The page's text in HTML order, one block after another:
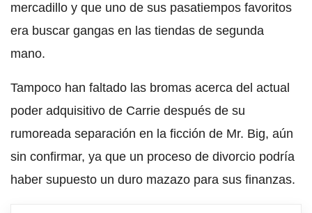
mercadillo y que uno de sus pasatiempos favoritos
era buscar gangas en las tiendas de segunda
mano.
Tampoco han faltado las bromas acerca del actual
poder adquisitivo de Carrie después de su
rumoreada separación en la ficción de Mr. Big, aún
sin confirmar, ya que un proceso de divorcio podría
haber supuesto un duro mazazo para sus finanzas.